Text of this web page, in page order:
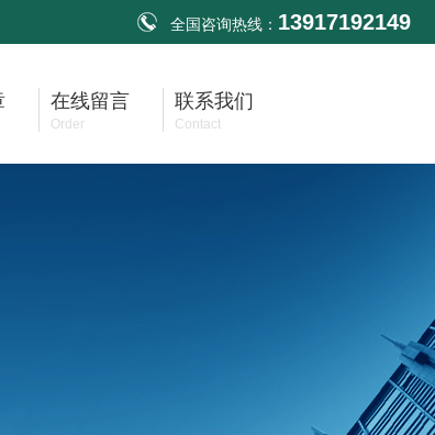
全国咨询热线： 13917192149
在线留言
Order
联系我们
Contact